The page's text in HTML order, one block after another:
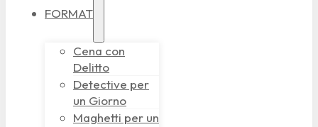
FORMAT
Cena con
Delitto
Detective per
un Giorno
Maghetti per un